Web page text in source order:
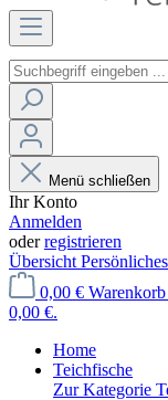
Menü schließen
Ihr Konto
Anmelden
oderregistrieren
Übersicht
0,00 €
0,00 €.
Home
Teichfische
Zur Kategorie